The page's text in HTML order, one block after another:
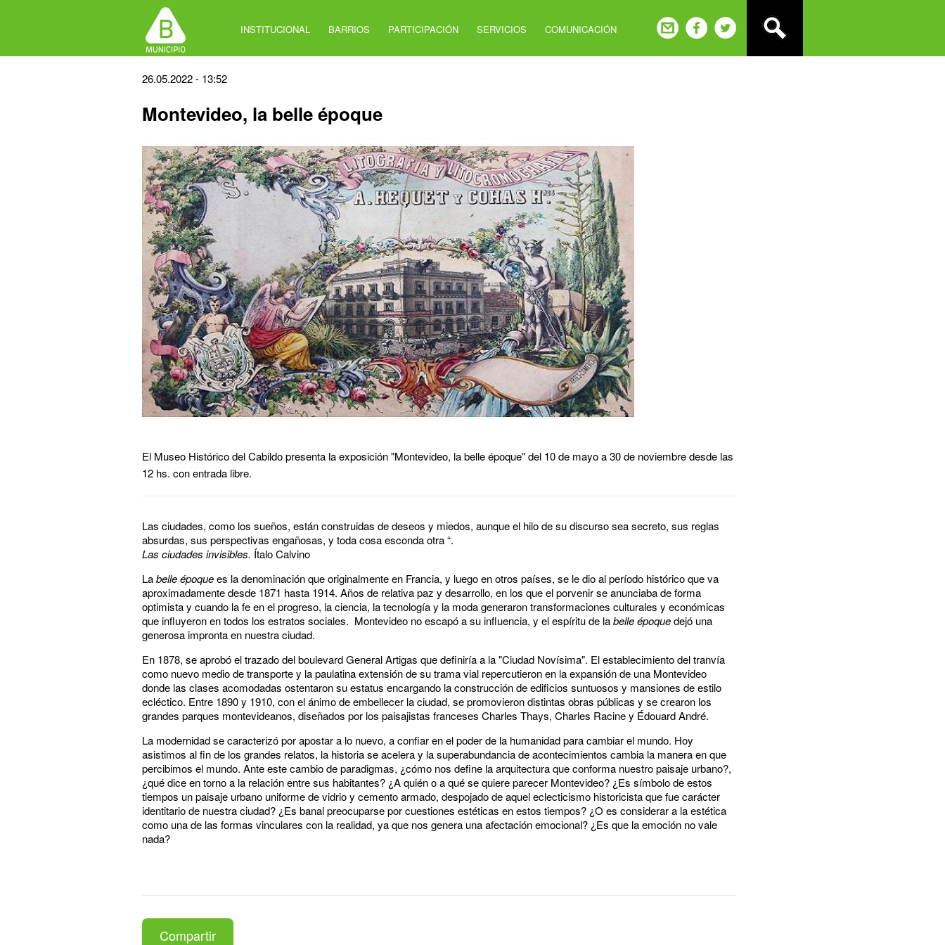
INSTITUCIONAL BARRIOS PARTICIPACIÓN SERVICIOS COMUNICACIÓN
Back
top
26.05.2022 - 13:52
Montevideo, la belle époque
El Museo Histórico del Cabildo presenta la exposición "Montevideo, la belle époque" del 10 de mayo a 30 de noviembre desde las
12 hs. con entrada libre.
Las ciudades, como los sueños, están construidas de deseos y miedos, aunque el hilo de su discurso sea secreto, sus reglas
absurdas, sus perspectivas engañosas, y toda cosa esconda otra “.
Las ciudades invisibles. Ítalo Calvino
Labelle époquees la denominación que originalmente en Francia, y luego en otros países, se le dio al período histórico que va
aproximadamente desde 1871 hasta 1914. Años de relativa paz y desarrollo, en los que el porvenir se anunciaba de forma
optimista y cuando la fe en el progreso, la ciencia, la tecnología y la moda generaron transformaciones culturales y económicas
que influyeron en todos los estratos sociales. Montevideo no escapó a su influencia, y el espíritu de labelle époquedejó una
generosa impronta en nuestra ciudad.
En 1878, se aprobó el trazado del boulevard General Artigas que definiría a la "Ciudad Novísima". El establecimiento del tranvía
como nuevo medio de transporte y la paulatina extensión de su trama vial repercutieron en la expansión de una Montevideo
donde las clases acomodadas ostentaron su estatus encargando la construcción de edificios suntuosos y mansiones de estilo
ecléctico. Entre 1890 y 1910, con el ánimo de embellecer la ciudad, se promovieron distintas obras públicas y se crearon los
grandes parques montevideanos, diseñados por los paisajistas franceses Charles Thays, Charles Racine y Édouard André.
La modernidad se caracterizó por apostar a lo nuevo, a confiar en el poder de la humanidad para cambiar el mundo. Hoy
asistimos al fin de los grandes relatos, la historia se acelera y la superabundancia de acontecimientos cambia la manera en que
percibimos el mundo. Ante este cambio de paradigmas, ¿cómo nos define la arquitectura que conforma nuestro paisaje urbano?,
¿qué dice en torno a la relación entre sus habitantes? ¿A quién o a qué se quiere parecer Montevideo? ¿Es símbolo de estos
tiempos un paisaje urbano uniforme de vidrio y cemento armado, despojado de aquel eclecticismo historicista que fue carácter
identitario de nuestra ciudad? ¿Es banal preocuparse por cuestiones estéticas en estos tiempos? ¿O es considerar a la estética
como una de las formas vinculares con la realidad, ya que nos genera una afectación emocional? ¿Es que la emoción no vale
nada?
Compartir